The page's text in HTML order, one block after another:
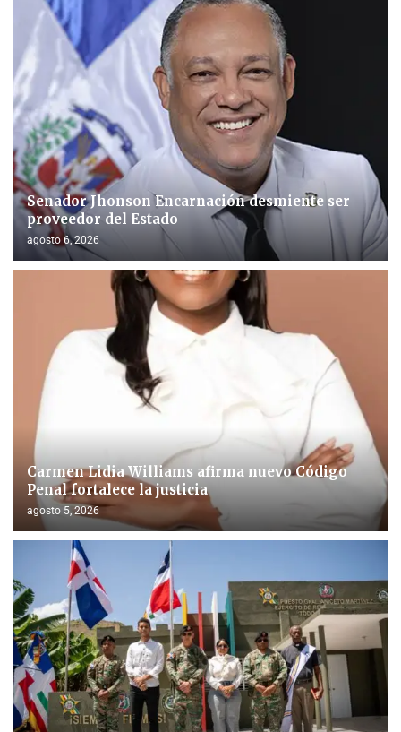
Senador Jhonson Encarnación desmiente ser
proveedor del Estado
agosto 6, 2026
Carmen Lidia Williams afirma nuevo Código
Penal fortalece la justicia
agosto 5, 2026